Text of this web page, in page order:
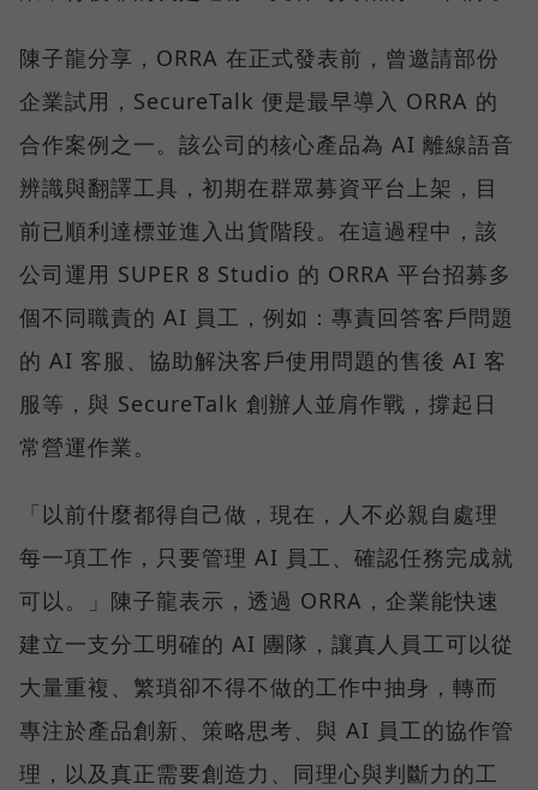
陳子龍分享，ORRA 在正式發表前，曾邀請部份
企業試用，SecureTalk 便是最早導入 ORRA 的
合作案例之一。該公司的核心產品為 AI 離線語音
辨識與翻譯工具，初期在群眾募資平台上架，目
前已順利達標並進入出貨階段。在這過程中，該
公司運用 SUPER 8 Studio 的 ORRA 平台招募多
個不同職責的 AI 員工，例如：專責回答客戶問題
的 AI 客服、協助解決客戶使用問題的售後 AI 客
服等，與 SecureTalk 創辦人並肩作戰，撐起日
常營運作業。
「以前什麼都得自己做，現在，人不必親自處理
每一項工作，只要管理 AI 員工、確認任務完成就
可以。」陳子龍表示，透過 ORRA，企業能快速
建立一支分工明確的 AI 團隊，讓真人員工可以從
大量重複、繁瑣卻不得不做的工作中抽身，轉而
專注於產品創新、策略思考、與 AI 員工的協作管
理，以及真正需要創造力、同理心與判斷力的工